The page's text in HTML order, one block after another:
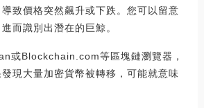
致價格突然飆升或下跌。您可以留意
而識別出潛在的巨鯨。
或Blockchain.com等區塊鏈瀏覽器，
現大量加密貨幣被轉移，可能就意味